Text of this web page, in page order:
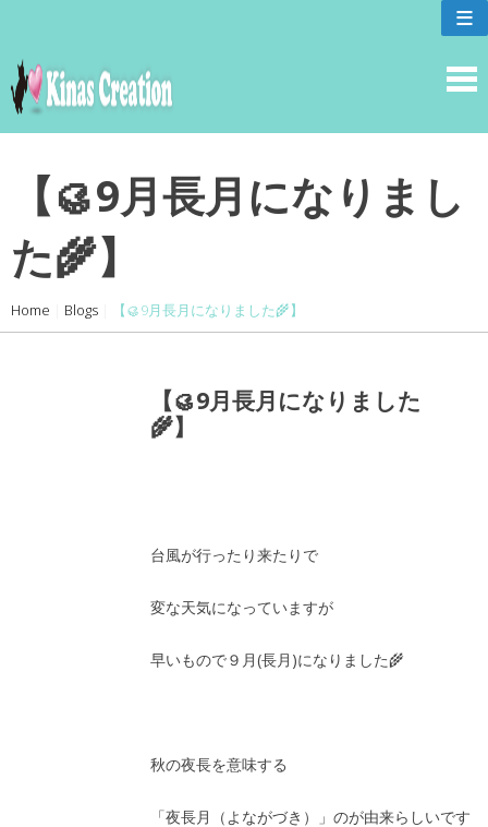
content
≡
【🥮9月長月になりまし
た🌾】
Home Blogs 【🥮9月長月になりました🌾】
【🥮9月長月になりました
🌾】
台風が行ったり来たりで
変な天気になっていますが
早いもので９月(長月)になりました🌾
秋の夜長を意味する
「夜長月（よながづき）」のが由来らしいです